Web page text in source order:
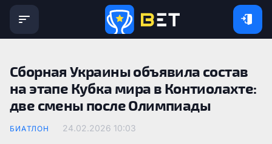
Сборная Украины объявила состав
на этапе Кубка мира в Контиолахте:
две смены после Олимпиады
БИАТЛОН 24.02.2026 10:03